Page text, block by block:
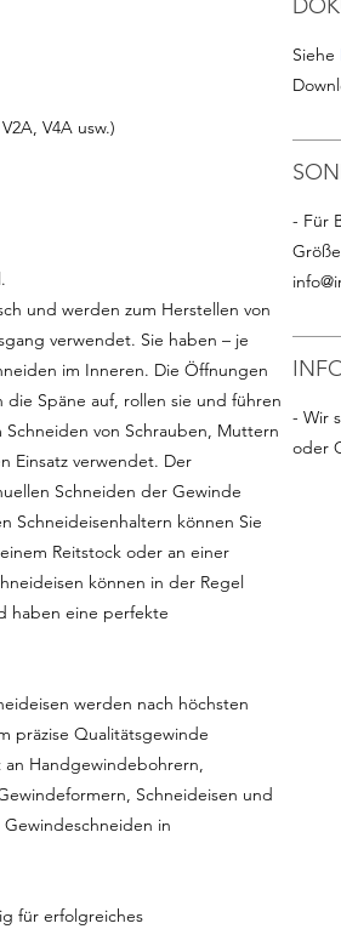
V4A usw.)
und werden zum Herstellen von
verwendet. Sie haben – je
im Inneren. Die Öffnungen
Späne auf, rollen sie und führen
von Schrauben, Muttern
Einsatz verwendet. Der
Schneiden der Gewinde
Schneideisenhaltern können Sie
Reitstock oder an einer
können in der Regel
haben eine perfekte
werden nach höchsten
präzise Qualitätsgewinde
an Handgewindebohrern,
Schneideisen und
in
für erfolgreiches
Siehe
- Für
- Wir
oder